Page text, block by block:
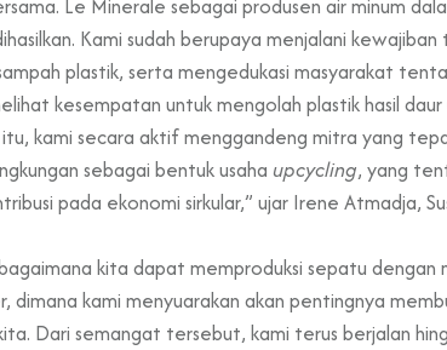
Le Minerale sebagai produsen air minum
Kami sudah berupaya menjalani
plastik, serta mengedukasi masyarakat
kesempatan untuk mengolah plastik hasil
kami secara aktif menggandeng mitra yang
sebagai bentuk usaha upcycling, yang
pada ekonomi sirkular,” ujar Irene Atmadja,
kita dapat memproduksi sepatu dengan
kami menyuarakan akan pentingnya
Dari semangat tersebut, kami terus berjalan